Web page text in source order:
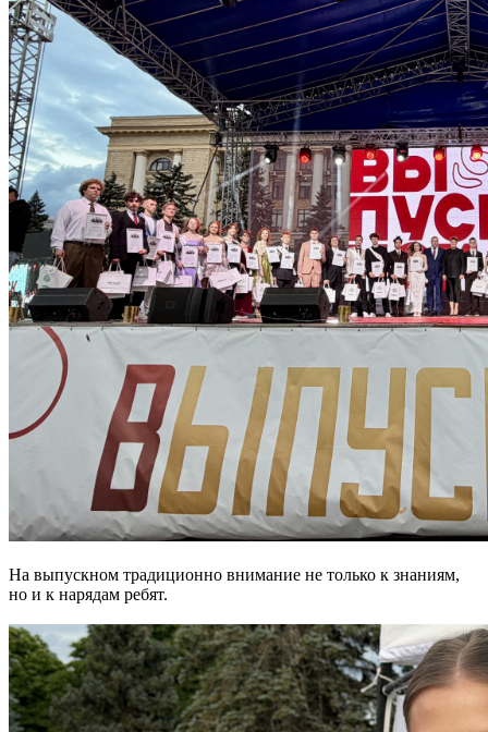
На выпускном традиционно внимание не только к знаниям,
но и к нарядам ребят.